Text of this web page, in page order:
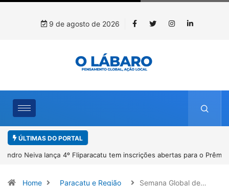
9 de agosto de 2026
ÚLTIMAS DO PORTAL
4º Fliparacatu tem inscrições abertas para o Prêmio de Redação e
Home Paracatu e Região Semana Global de…